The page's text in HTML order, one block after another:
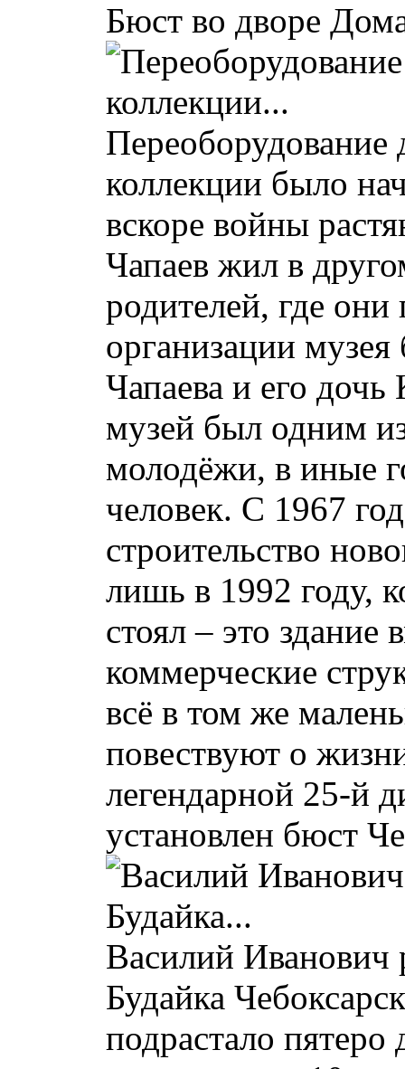
Бюст во дворе
коллекции было
вскоре войны
Чапаев жил в
родителей, где
организации
Чапаева и его
музей был одним
молодёжи, в иные
человек. С 1967
строительство
лишь в 1992 году,
стоял – это
коммерческие
всё в том же
повествуют о
легендарной 25-й
установлен бюст
Василий Иванович
Будайка
подрастало